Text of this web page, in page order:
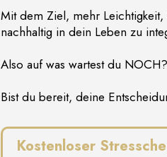
Mit dem Ziel, mehr Leichtigkeit,
nachhaltig in dein Leben zu
Also auf was wartest du NOCH?
Bist du bereit, deine
Kostenloser